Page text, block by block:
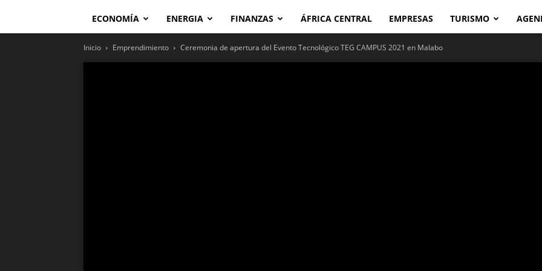
ECONOMÍA ENERGIA FINANZAS ÁFRICA CENTRAL EMPRESAS TURISMO
Inicio Emprendimiento Ceremonia de apertura del Evento Tecnológico TEG CAMPUS 2021 en Malabo